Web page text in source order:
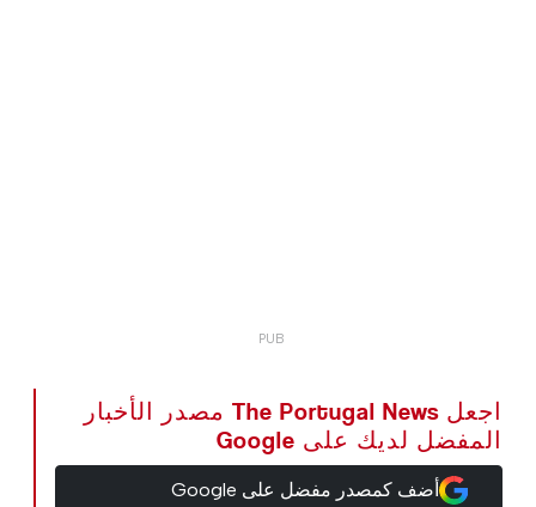
اجعل The Portugal News مصدر الأخبار
المفضل لديك على Google
أضف كمصدر مفضل على Google